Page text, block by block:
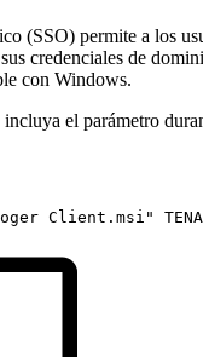
(SSO) permite a los
credenciales de
con Windows.
el parámetro
Client.msi"